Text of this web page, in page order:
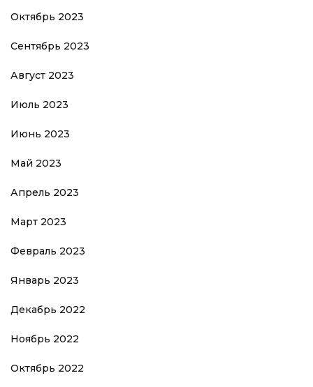
Октябрь 2023
Сентябрь 2023
Август 2023
Июль 2023
Июнь 2023
Май 2023
Апрель 2023
Март 2023
Февраль 2023
Январь 2023
Декабрь 2022
Ноябрь 2022
Октябрь 2022